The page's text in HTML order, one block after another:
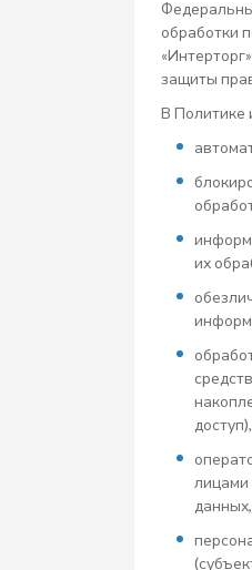
обработки
защиты
В Политике
их